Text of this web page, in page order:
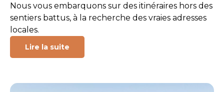
Nous vous embarquons sur des itinéraires hors des
sentiers battus, à la recherche des vraies adresses
locales.
Lire la suite